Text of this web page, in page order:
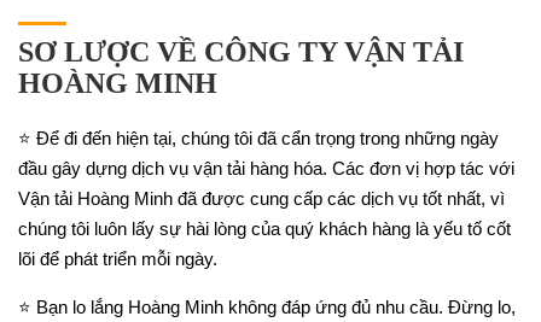
SƠ LƯỢC VỀ CÔNG TY VẬN TẢI
HOÀNG MINH
⭐ Để đi đến hiện tại, chúng tôi đã cẩn trọng trong những ngày
đầu gây dựng dịch vụ vận tải hàng hóa. Các đơn vị hợp tác với
Vận tải Hoàng Minh đã được cung cấp các dịch vụ tốt nhất, vì
chúng tôi luôn lấy sự hài lòng của quý khách hàng là yếu tố cốt
lõi để phát triển mỗi ngày.
⭐ Bạn lo lắng Hoàng Minh không đáp ứng đủ nhu cầu. Đừng lo,